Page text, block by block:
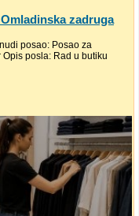
zadruga
posao: Posao za
posla: Rad u butiku